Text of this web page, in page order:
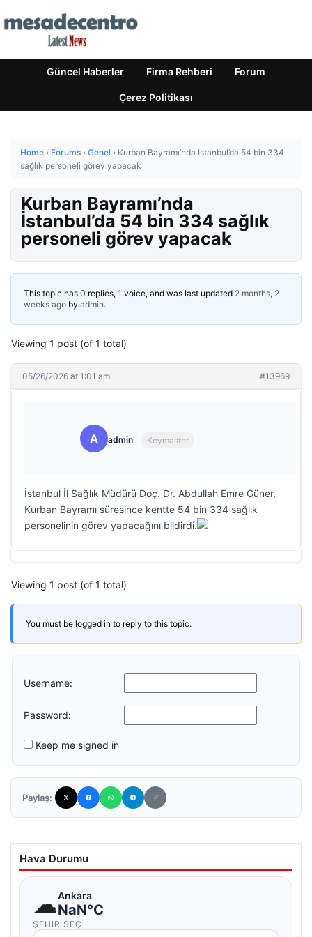
Güncel Haberler Firma Rehberi Forum
Çerez Politikası
Home › Forums › Genel › Kurban Bayramı’nda İstanbul’da 54 bin 334
sağlık personeli görev yapacak
Kurban Bayramı’nda
İstanbul’da 54 bin 334 sağlık
personeli görev yapacak
This topic has 0 replies, 1 voice, and was last updated 2 months, 2
weeks ago by admin.
Viewing 1 post (of 1 total)
05/26/2026 at 1:01 am #13969
A admin Keymaster
İstanbul İl Sağlık Müdürü Doç. Dr. Abdullah Emre Güner,
Kurban Bayramı süresince kentte 54 bin 334 sağlık
personelinin görev yapacağını bildirdi.
Viewing 1 post (of 1 total)
You must be logged in to reply to this topic.
Username:
Password:
Keep me signed in
Paylaş:
Hava Durumu
☁Ankara
NaN°C
ŞEHIR SEÇ